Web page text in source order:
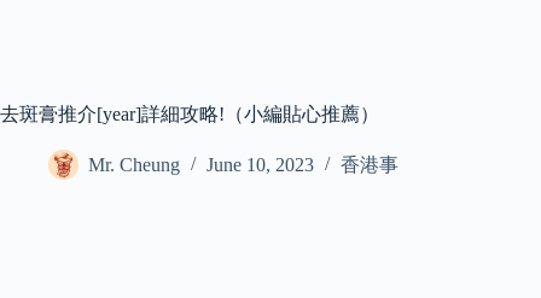
去斑膏推介[year]詳細攻略!（小編貼心推薦）
Mr. Cheung June 10, 2023 香港事